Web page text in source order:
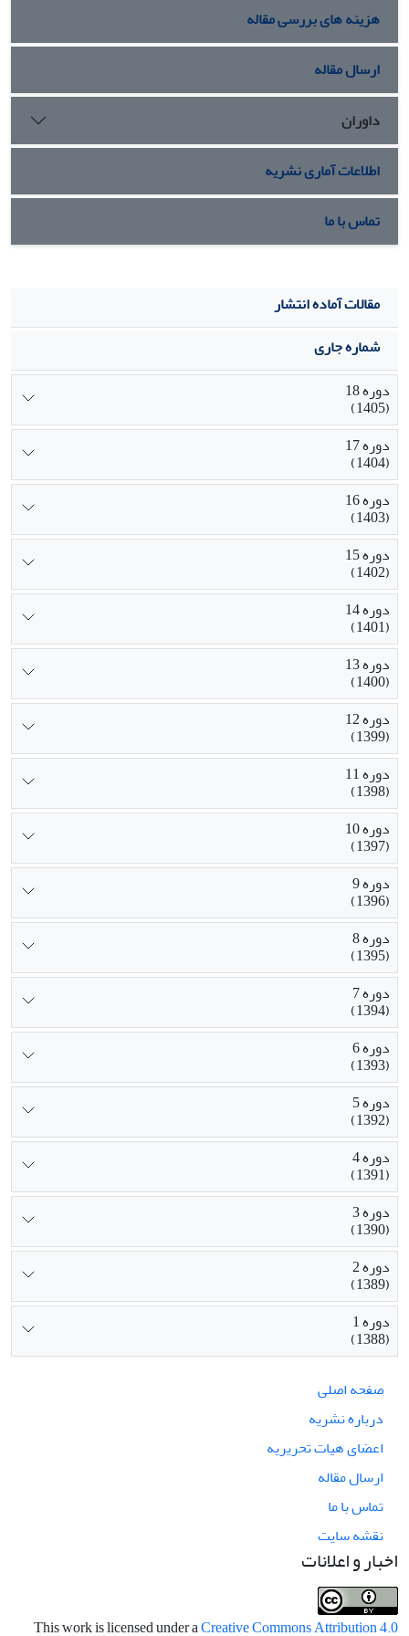
هزینه های بررسی مقاله
ارسال مقاله
داوران
اطلاعات آماری نشریه
تماس با ما
مقالات آماده انتشار
شماره جاری
دوره 18
(1405)
دوره 17
(1404)
دوره 16
(1403)
دوره 15
(1402)
دوره 14
(1401)
دوره 13
(1400)
دوره 12
(1399)
دوره 11
(1398)
دوره 10
(1397)
دوره 9
(1396)
دوره 8
(1395)
دوره 7
(1394)
دوره 6
(1393)
دوره 5
(1392)
دوره 4
(1391)
دوره 3
(1390)
دوره 2
(1389)
دوره 1
(1388)
صفحه اصلی
درباره نشریه
اعضای هیات تحریریه
ارسال مقاله
تماس با ما
نقشه سایت
اخبار و اعلانات
This work is licensed under aCreative Commons Attribution 4.0